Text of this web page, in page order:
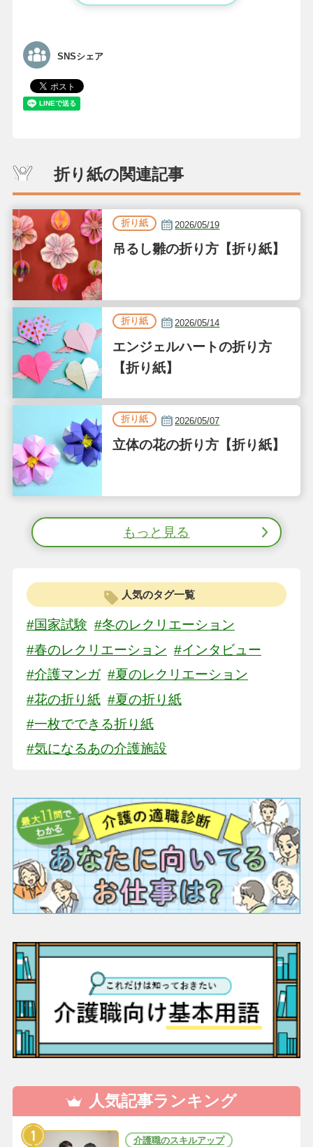
SNSシェア
折り紙の関連記事
折り紙 2026/05/19
吊るし雛の折り方【折り紙】
折り紙 2026/05/14
エンジェルハートの折り方
【折り紙】
折り紙 2026/05/07
立体の花の折り方【折り紙】
もっと見る
人気のタグ一覧
#国家試験 #冬のレクリエーション
#春のレクリエーション #インタビュー
#介護マンガ #夏のレクリエーション
#花の折り紙 #夏の折り紙
#一枚でできる折り紙
#気になるあの介護施設
人気記事ランキング
介護職のスキルアップ